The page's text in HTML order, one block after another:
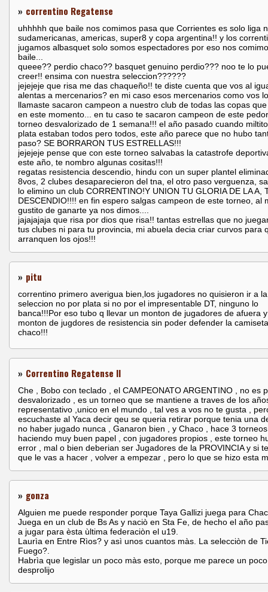
» correntino Regatense
uhhhhh que baile nos comimos pasa que Corrientes es solo liga
sudamericanas, americas, super8 y copa argentina!! y los
jugamos albasquet solo somos espectadores por eso nos
baile...
queee?? perdio chaco?? basquet genuino perdio??? noo te lo
creer!! ensima con nuestra seleccion??????
jejejeje que risa me das chaqueño!! te diste cuenta que vos al
alentas a mercenarios? en mi caso esos mercenarios como vos
llamaste sacaron campeon a nuestro club de todas las copas
en este momento... en tu caso te sacaron campeon de este
torneo desvalorizado de 1 semana!!! el año pasado cuando
plata estaban todos pero todos, este año parece que no hubo
paso? SE BORRARON TUS ESTRELLAS!!!
jejejeje pense que con este torneo salvabas la catastrofe
este año, te nombro algunas cositas!!!
regatas resistencia descendio, hindu con un super plantel
8vos, 2 clubes desaparecieron del tna, el otro paso verguenza,
lo elimino un club CORRENTINO!Y UNION TU GLORIA DE LA A,
DESCENDIO!!!! en fin espero salgas campeon de este torneo, al
gustito de ganarte ya nos dimos....
jajajajaja que risa por dios que risa!! tantas estrellas que no
tus clubes ni para tu provincia, mi abuela decia criar curvos para
arranquen los ojos!!!
» pitu
correntino primero averigua bien,los jugadores no quisieron ir a la
seleccion no por plata si no por el impresentable DT, ninguno lo
banca!!!Por eso tubo q llevar un monton de jugadores de afuera
monton de jugdores de resistencia sin poder defender la
chaco!!!
» Correntino Regatense II
Che , Bobo con teclado , el CAMPEONATO ARGENTINO , no es
desvalorizado , es un torneo que se mantiene a traves de los
representativo ,unico en el mundo , tal ves a vos no te gusta ,
escuchaste al Yaca decir qeu se queria retirar porque tenia una
no haber jugado nunca , Ganaron bien , y Chaco , hace 3
haciendo muy buen papel , con jugadores propios , este torneo
error , mal o bien deberian ser Jugadores de la PROVINCIA y si
que le vas a hacer , volver a empezar , pero lo que se hizo esta
» gonza
Alguien me puede responder porque Taya Gallizi juega para
Juega en un club de Bs As y naciò en Sta Fe, de hecho el año
a jugar para èsta ùltima federaciòn el u19.
Laurìa en Entre Rìos? y asì unos cuantos màs. La selecciòn de
Fuego?.
Habrìa que legislar un poco màs esto, porque me parece un poco
desprolijo